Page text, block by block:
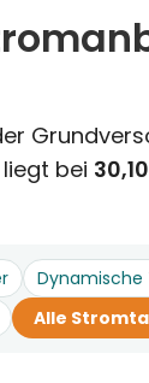
bei
Alle
Dynamische